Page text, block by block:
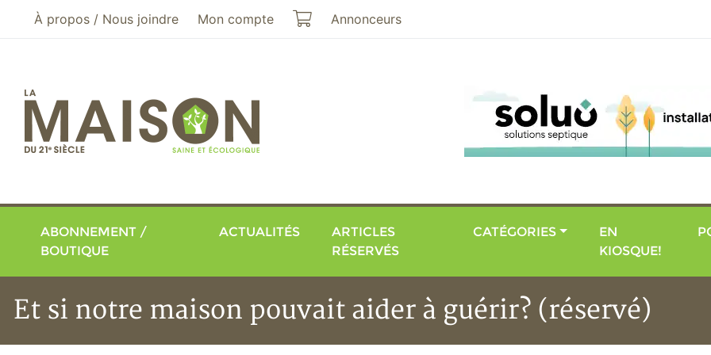
Aller au menu principal
Aller au contenu principal
À propos / Nous joindre Mon compte Mon panier
Annonceurs
ABONNEMENT /
BOUTIQUE
ACTUALITÉS
ARTICLES
RÉSERVÉS
CATÉGORIES
EN
KIOSQUE!
Et si notre maison pouvait aider à guérir? (réservé)